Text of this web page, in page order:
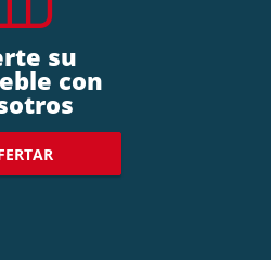
su
con